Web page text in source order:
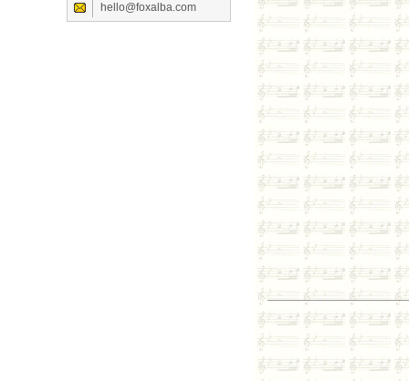
hello@foxalba.com